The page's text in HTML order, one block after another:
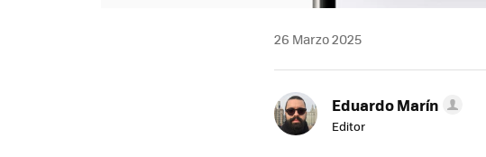
26 Marzo 2025
Eduardo Marín
Editor